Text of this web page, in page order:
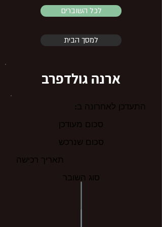
לכל השוברים
למסך הבית
ארנה גולדפרב
התעדכן לאחרונה ב:
סכום מעודכן
סכום שנרכש
תאריך רכישה
סוג השובר